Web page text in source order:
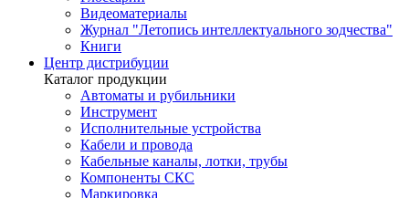
Видеоматериалы
Журнал "Летопись интеллектуального зодчества"
Книги
Центр дистрибуции
Каталог продукции
Автоматы и рубильники
Инструмент
Исполнительные устройства
Кабели и провода
Кабельные каналы, лотки, трубы
Компоненты СКС
Маркировка